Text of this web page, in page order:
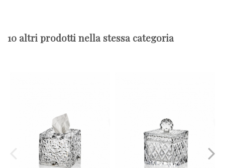
10 altri prodotti nella stessa categoria